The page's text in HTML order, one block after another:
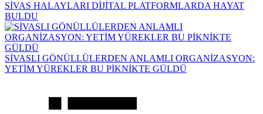
SİVAS HALAYLARI DİJİTAL PLATFORMLARDA HAYAT
BULDU
SİVASLI GÖNÜLLÜLERDEN ANLAMLI ORGANİZASYON:
YETİM YÜREKLER BU PİKNİKTE GÜLDÜ